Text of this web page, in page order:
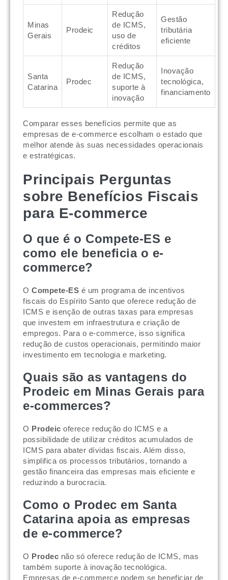
Minas
Gerais
Prodeic
Redução
de ICMS,
uso de
créditos
Gestão
tributária
eficiente
Santa
Catarina
Prodec
Redução
de ICMS,
suporte à
inovação
Inovação
tecnológica,
financiamento
Comparar esses benefícios permite que as
empresas de e-commerce escolham o estado que
melhor atende às suas necessidades operacionais
e estratégicas.
Principais Perguntas
sobre Benefícios Fiscais
para E-commerce
O que é o Compete-ES e
como ele beneficia o e-
commerce?
O Compete-ES é um programa de incentivos
fiscais do Espírito Santo que oferece redução de
ICMS e isenção de outras taxas para empresas
que investem em infraestrutura e criação de
empregos. Para o e-commerce, isso significa
redução de custos operacionais, permitindo maior
investimento em tecnologia e marketing.
Quais são as vantagens do
Prodeic em Minas Gerais para
e-commerces?
O Prodeic oferece redução do ICMS e a
possibilidade de utilizar créditos acumulados de
ICMS para abater dívidas fiscais. Além disso,
simplifica os processos tributários, tornando a
gestão financeira das empresas mais eficiente e
reduzindo a burocracia.
Como o Prodec em Santa
Catarina apoia as empresas
de e-commerce?
O Prodec não só oferece redução de ICMS, mas
também suporte à inovação tecnológica.
Empresas de e-commerce podem se beneficiar de